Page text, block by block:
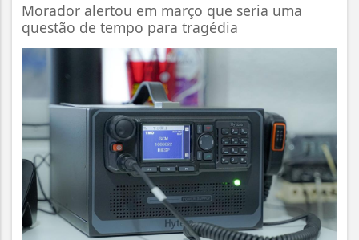
Morador alertou em março que seria uma
questão de tempo para tragédia